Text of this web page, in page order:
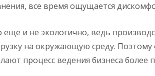
все время ощущается
еще и не экологично, ведь
на окружающую среду.
процесс ведения бизнеса